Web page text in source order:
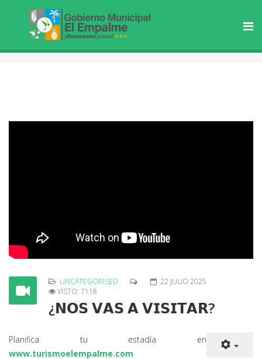
UNCATEGORISED
22 JULIO 2025
VISTO: 7118
¿𝗡𝗢𝗦 𝗩𝗔𝗦 𝗔 𝗩𝗜𝗦𝗜𝗧𝗔𝗥?
Planifica tu estadía en
www.turismoelempalme.com